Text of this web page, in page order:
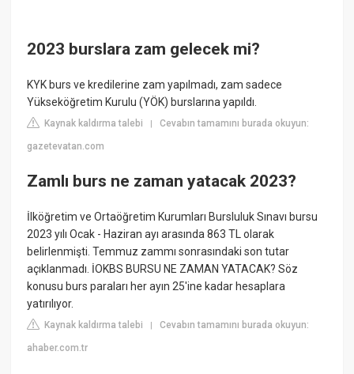
2023 burslara zam gelecek mi?
KYK burs ve kredilerine zam yapılmadı, zam sadece
Yükseköğretim Kurulu (YÖK) burslarına yapıldı.
Kaynak kaldırma talebi |Cevabın tamamını burada okuyun:
gazetevatan.com
Zamlı burs ne zaman yatacak 2023?
İlköğretim ve Ortaöğretim Kurumları Bursluluk Sınavı bursu
2023 yılı Ocak - Haziran ayı arasında 863 TL olarak
belirlenmişti. Temmuz zammı sonrasındaki son tutar
açıklanmadı. İOKBS BURSU NE ZAMAN YATACAK? Söz
konusu burs paraları her ayın 25'ine kadar hesaplara
yatırılıyor.
Kaynak kaldırma talebi |Cevabın tamamını burada okuyun:
ahaber.com.tr